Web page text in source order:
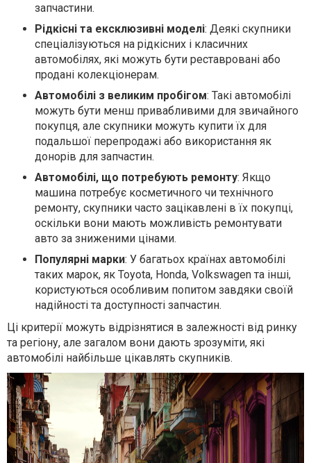
запчастини.
Рідкісні та ексклюзивні моделі: Деякі скупники
спеціалізуються на рідкісних і класичних
автомобілях, які можуть бути реставровані або
продані колекціонерам.
Автомобілі з великим пробігом: Такі автомобілі
можуть бути менш привабливими для звичайного
покупця, але скупники можуть купити їх для
подальшої перепродажі або використання як
донорів для запчастин.
Автомобілі, що потребують ремонту: Якщо
машина потребує косметичного чи технічного
ремонту, скупники часто зацікавлені в їх покупці,
оскільки вони мають можливість ремонтувати
авто за зниженими цінами.
Популярні марки: У багатьох країнах автомобілі
таких марок, як Toyota, Honda, Volkswagen та інші,
користуються особливим попитом завдяки своїй
надійності та доступності запчастин.
Ці критерії можуть відрізнятися в залежності від ринку
та регіону, але загалом вони дають зрозуміти, які
автомобілі найбільше цікавлять скупників.